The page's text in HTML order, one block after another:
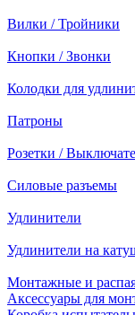
Вилки / Тройники
Кнопки / Звонки
Колодки для
Патроны
Розетки /
Силовые разъемы
Удлинители
Удлинители на
Монтажные и
Аксессуары для